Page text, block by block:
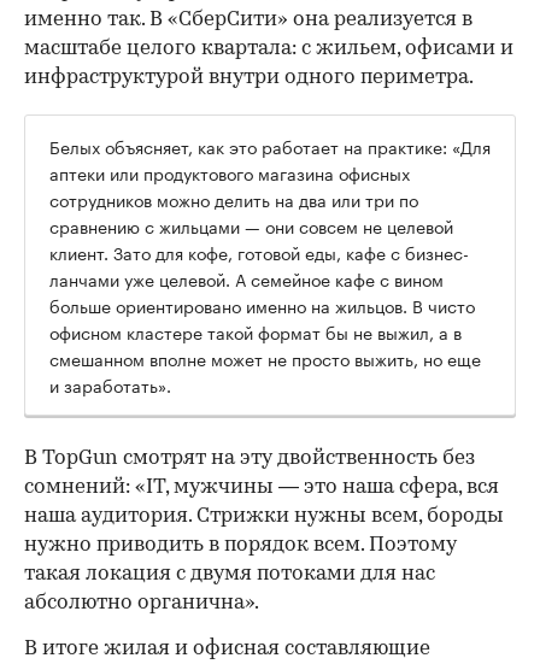
именно так. В «СберСити» она реализуется в
масштабе целого квартала: с жильем, офисами и
инфраструктурой внутри одного периметра.
Белых объясняет, как это работает на практике: «Для
аптеки или продуктового магазина офисных
сотрудников можно делить на два или три по
сравнению с жильцами — они совсем не целевой
клиент. Зато для кофе, готовой еды, кафе с бизнес-
ланчами уже целевой. А семейное кафе с вином
больше ориентировано именно на жильцов. В чисто
офисном кластере такой формат бы не выжил, а в
смешанном вполне может не просто выжить, но еще
и заработать».
В TopGun смотрят на эту двойственность без
сомнений: «IT, мужчины — это наша сфера, вся
наша аудитория. Стрижки нужны всем, бороды
нужно приводить в порядок всем. Поэтому
такая локация с двумя потоками для нас
абсолютно органична».
В итоге жилая и офисная составляющие